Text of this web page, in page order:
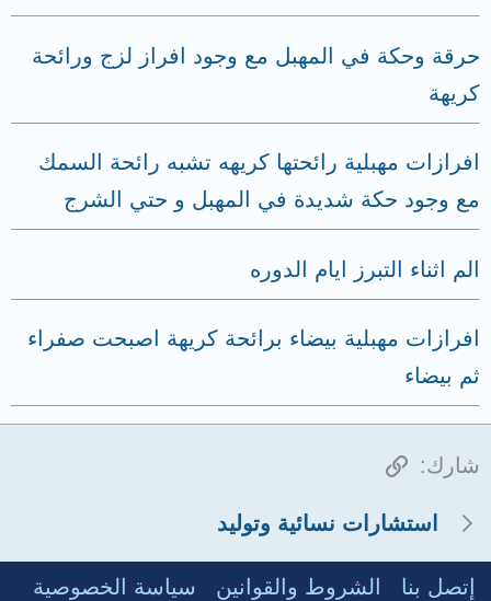
حرقة وحكة في المهبل مع وجود افراز لزج ورائحة
كريهة
افرازات مهبلية رائحتها كريهه تشبه رائحة السمك
مع وجود حكة شديدة في المهبل و حتي الشرج
الم اثناء التبرز ايام الدوره
افرازات مهبلية بيضاء برائحة كريهة اصبحت صفراء
ثم بيضاء
شارك: الرابط
استشارات نسائية وتوليد
إتصل بنا الشروط والقوانين
سياسة الخصوصية